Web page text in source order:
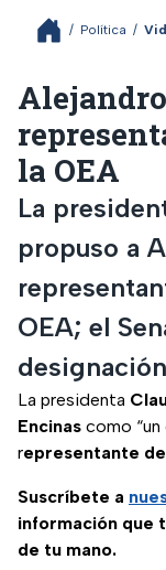
/ Política /
la OEA
La
propuso a
OEA; el
La presidenta
Encinas como
representante
Suscríbete a
información que
de tu mano.